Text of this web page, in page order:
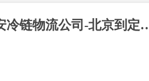
北京到定安冷链物流专线-北京至定安